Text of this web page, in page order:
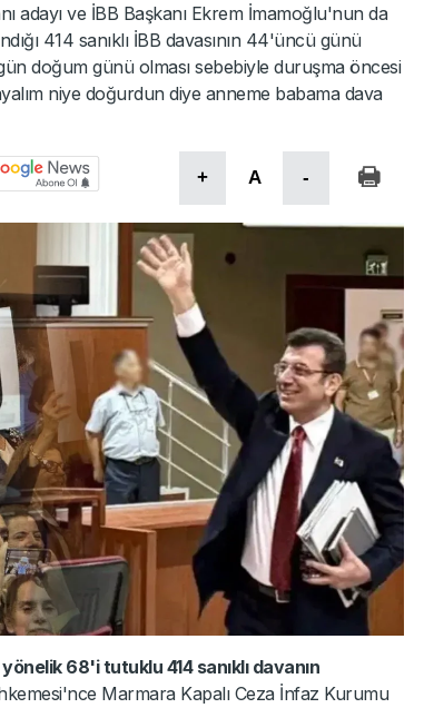
adayı ve İBB Başkanı Ekrem İmamoğlu'nun da
414 sanıklı İBB davasının 44'üncü günü
doğum günü olması sebebiyle duruşma öncesi
niye doğurdun diye anneme babama dava
+ A -
yönelik 68'i tutuklu 414 sanıklı davanın
Marmara Kapalı Ceza İnfaz Kurumu